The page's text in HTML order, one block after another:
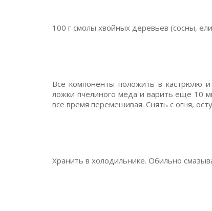
100 г смолы хвойных деревьев (сосны,
Все компоненты положить в кастрюлю
ложки пчелиного меда и варить еще 10
все время перемешивая. Снять с огня,
Хранить в холодильнике. Обильно